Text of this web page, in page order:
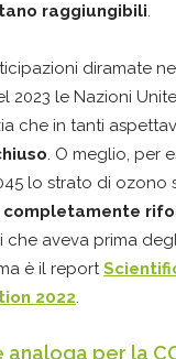
raggiungibili.
diramate
2023 le Nazioni
che in tanti
. O meglio, per
lo strato di ozono
completamente
aveva prima
è il report
2022.
analoga per la